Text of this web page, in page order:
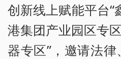
创新线上赋能平台“
港集团产业园区专
器专区”，邀请法